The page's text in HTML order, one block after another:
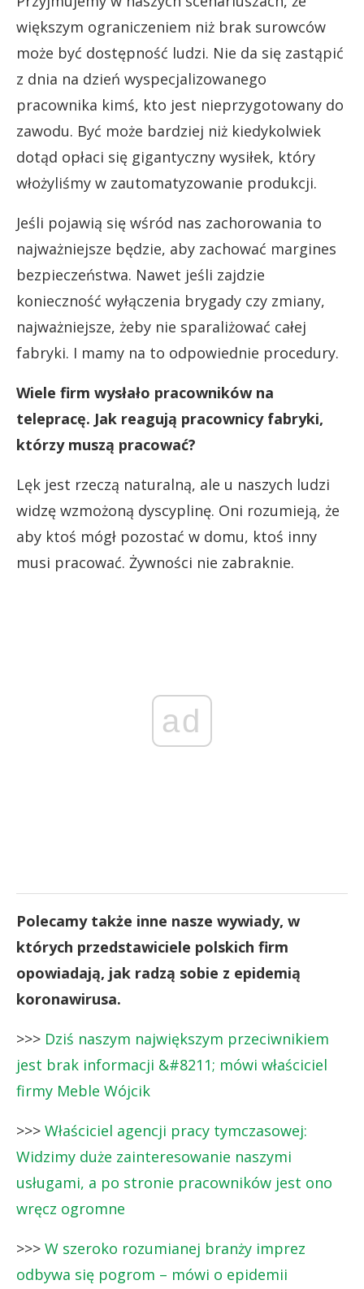
większym ograniczeniem niż brak surowców
może być dostępność ludzi. Nie da się zastąpić
z dnia na dzień wyspecjalizowanego
pracownika kimś, kto jest nieprzygotowany do
zawodu. Być może bardziej niż kiedykolwiek
dotąd opłaci się gigantyczny wysiłek, który
włożyliśmy w zautomatyzowanie produkcji.
Jeśli pojawią się wśród nas zachorowania to
najważniejsze będzie, aby zachować margines
bezpieczeństwa. Nawet jeśli zajdzie
konieczność wyłączenia brygady czy zmiany,
najważniejsze, żeby nie sparaliżować całej
fabryki. I mamy na to odpowiednie procedury.
Wiele firm wysłało pracowników na
telepracę. Jak reagują pracownicy fabryki,
którzy muszą pracować?
Lęk jest rzeczą naturalną, ale u naszych ludzi
widzę wzmożoną dyscyplinę. Oni rozumieją, że
aby ktoś mógł pozostać w domu, ktoś inny
musi pracować. Żywności nie zabraknie.
ad
Polecamy także inne nasze wywiady, w
których przedstawiciele polskich firm
opowiadają, jak radzą sobie z epidemią
koronawirusa.
>>> Dziś naszym największym przeciwnikiem
jest brak informacji &#8211; mówi właściciel
firmy Meble Wójcik
>>> Właściciel agencji pracy tymczasowej:
Widzimy duże zainteresowanie naszymi
usługami, a po stronie pracowników jest ono
wręcz ogromne
>>> W szeroko rozumianej branży imprez
odbywa się pogrom – mówi o epidemii